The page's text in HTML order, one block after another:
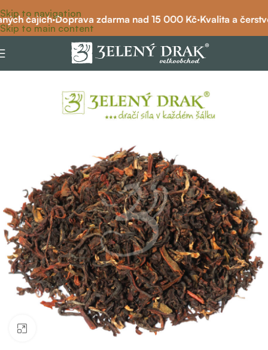
Skip to navigation
Skip to main content
čajích·Doprava zdarma nad 15 000 Kč·Kvalita a
černý čaj/černý čaj čistý
Click to enlarge